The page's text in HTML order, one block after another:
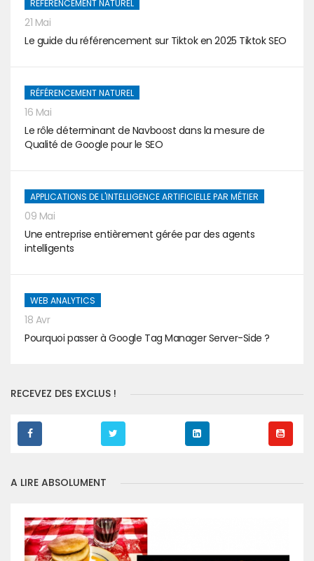
RÉFÉRENCEMENT NATUREL
21 Mai
Le guide du référencement sur Tiktok en 2025 Tiktok SEO
RÉFÉRENCEMENT NATUREL
16 Mai
Le rôle déterminant de Navboost dans la mesure de
Qualité de Google pour le SEO
APPLICATIONS DE L'INTELLIGENCE ARTIFICIELLE PAR MÉTIER
09 Mai
Une entreprise entièrement gérée par des agents
intelligents
WEB ANALYTICS
18 Avr
Pourquoi passer à Google Tag Manager Server-Side ?
RECEVEZ DES EXCLUS !
A LIRE ABSOLUMENT